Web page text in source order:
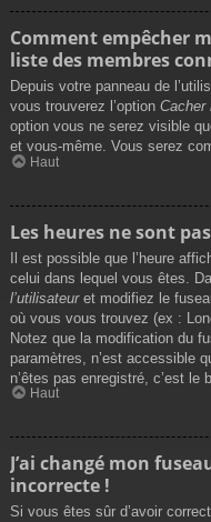
Comment empêcher
liste des membres
Depuis votre panneau de
vous trouverez l’option Cacher
option vous ne serez visible
et vous-même. Vous serez
Haut
Les heures ne sont
Il est possible que l’heure
celui dans lequel vous êtes.
l’utilisateuret modifiez le
où vous vous trouvez (ex :
Notez que la modification du
paramètres, n’est accessible
n’êtes pas enregistré, c’est le
Haut
J’ai changé mon
incorrecte !
Si vous êtes sûr d’avoir